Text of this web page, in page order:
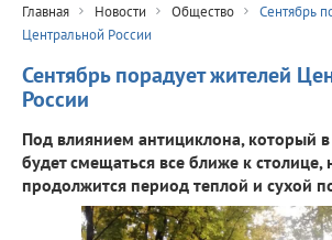
Главная Новости Общество
Сентябрь
Центральной России
Сентябрь порадует жителей
России
Под влиянием антициклона, который
будет смещаться все ближе к столице,
продолжится период теплой и сухой